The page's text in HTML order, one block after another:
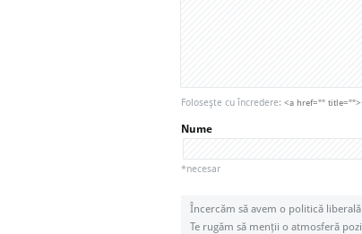
Foloseşte cu încredere: <a href=""
Nume
*necesar
Încercăm să avem o politică
Te rugăm să menții o atmosferă